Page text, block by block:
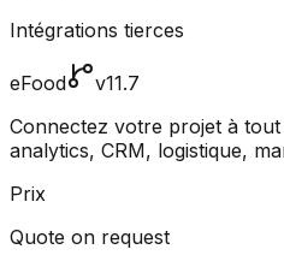
Intégrations tierces
eFood
v11.7
Connectez votre projet à
analytics, CRM, logistique,
Prix
Quote on request